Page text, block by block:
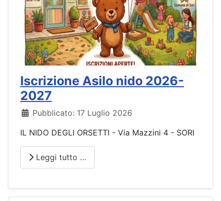
Iscrizione Asilo nido 2026-
2027
Dettagli
Pubblicato: 17 Luglio 2026
IL NIDO DEGLI ORSETTI - Via Mazzini 4 - SORI
Leggi tutto …